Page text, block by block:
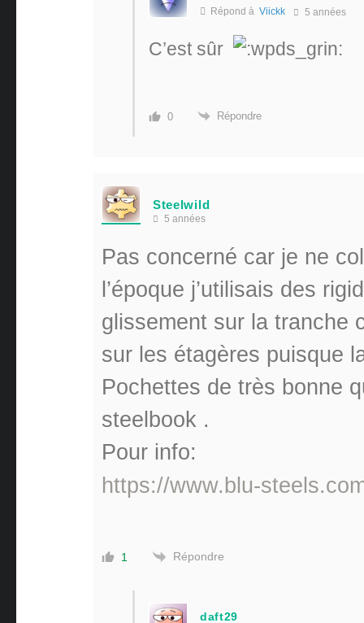
Répond à Viickk 5 années
C’est sûr
0 Répondre
Steelwild
5 années
Pas concerné car je ne
l’époque j’utilisais des
glissement sur la tranche
sur les étagères puisque
Pochettes de très bonne
steelbook .
Pour info:
https://www.blu-
1 Répondre
daft29